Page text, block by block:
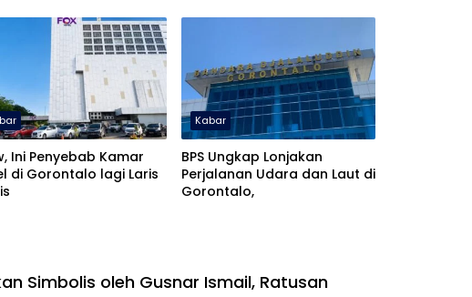
Bisnis
Ini Penyebab Kamar
di Gorontalo lagi Laris
Kabar
BPS Ungkap Lonjakan
Perjalanan Udara dan Laut di
Gorontalo,
Simbolis oleh Gusnar Ismail, Ratusan